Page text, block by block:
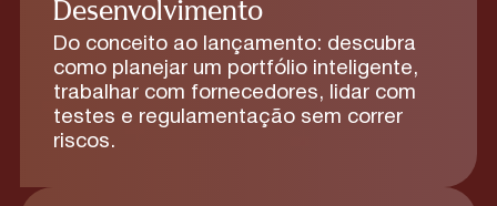
Desenvolvimento
Do conceito ao lançamento: descubra
como planejar um portfólio inteligente,
trabalhar com fornecedores, lidar com
testes e regulamentação sem correr
riscos.